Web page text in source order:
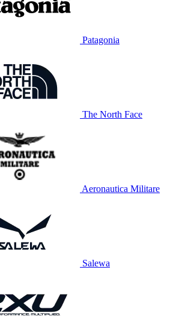
Patagonia
The North Face
Aeronautica Militare
Salewa